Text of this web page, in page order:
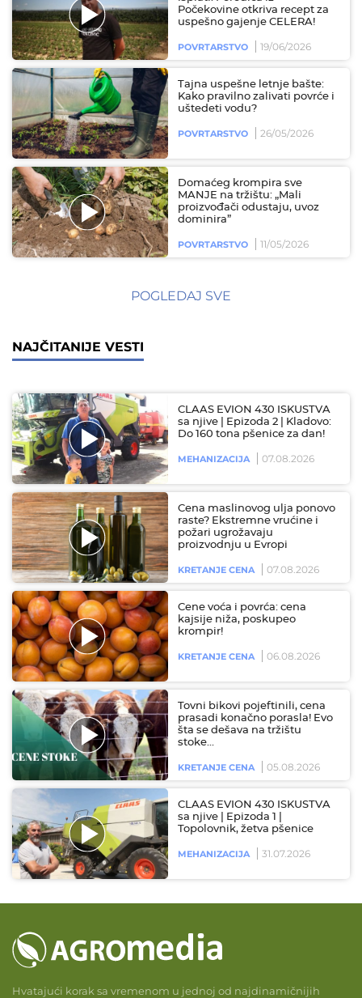
Počekovine otkriva recept za
uspešno gajenje CELERA!
POVRTARSTVO 19/06/2026
Tajna uspešne letnje bašte:
Kako pravilno zalivati povrće i
uštedeti vodu?
POVRTARSTVO 26/05/2026
Domaćeg krompira sve
MANJE na tržištu: „Mali
proizvođači odustaju, uvoz
dominira”
POVRTARSTVO 11/05/2026
POGLEDAJ SVE
NAJČITANIJE VESTI
CLAAS EVION 430 ISKUSTVA
sa njive | Epizoda 2 | Kladovo:
Do 160 tona pšenice za dan!
MEHANIZACIJA 07.08.2026
Cena maslinovog ulja ponovo
raste? Ekstremne vrućine i
požari ugrožavaju
proizvodnju u Evropi
KRETANJE CENA 07.08.2026
Cene voća i povrća: cena
kajsije niža, poskupeo
krompir!
KRETANJE CENA 06.08.2026
Tovni bikovi pojeftinili, cena
prasadi konačno porasla! Evo
šta se dešava na tržištu
stoke…
KRETANJE CENA 05.08.2026
CLAAS EVION 430 ISKUSTVA
sa njive | Epizoda 1 |
Topolovnik, žetva pšenice
MEHANIZACIJA 31.07.2026
Hvatajući korak sa vremenom u jednoj od najdinamičnijih